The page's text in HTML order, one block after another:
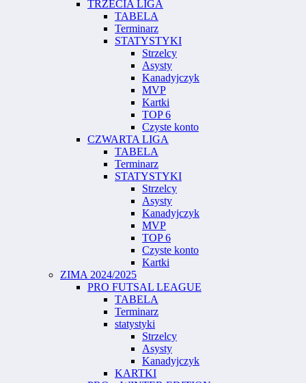
TRZECIA LIGA
TABELA
Terminarz
STATYSTYKI
Strzelcy
Asysty
Kanadyjczyk
MVP
Kartki
TOP 6
Czyste konto
CZWARTA LIGA
TABELA
Terminarz
STATYSTYKI
Strzelcy
Asysty
Kanadyjczyk
MVP
TOP 6
Czyste konto
Kartki
ZIMA 2024/2025
PRO FUTSAL LEAGUE
TABELA
Terminarz
statystyki
Strzelcy
Asysty
Kanadyjczyk
KARTKI